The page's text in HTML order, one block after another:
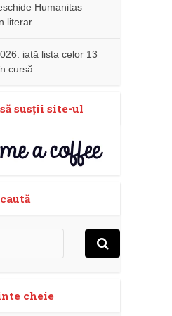
Humanitas
literar
iată lista celor 13
cursă
susţii site-ul
caută
cheie